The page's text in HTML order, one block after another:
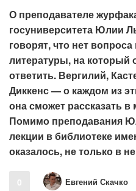
О преподавателе
госуниверситета Юлии
говорят, что нет
литературы, на который
ответить. Вергилий,
Диккенс — о каждом из
она сможет рассказать
Помимо преподавания
лекции в библиотеке
оказалось, не только в
0 Евгений Скачко